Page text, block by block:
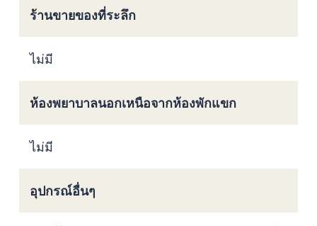
ร้านขายของที่ระลึก
ไม่มี
ห้องพยาบาลนอกเหนือจากห้องพักแขก
ไม่มี
อุปกรณ์อื่นๆ